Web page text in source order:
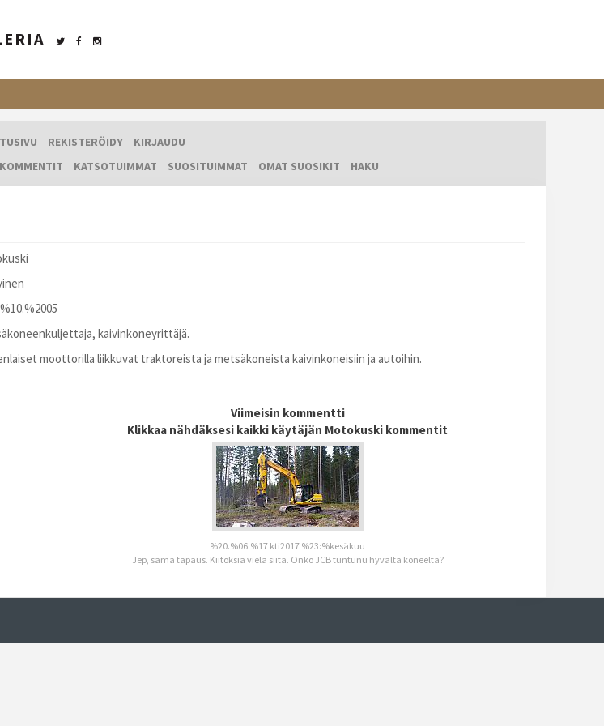
REKISTERÖIDY
KIRJAUDU
KATSOTUIMMAT SUOSITUIMMAT OMAT SUOSIKIT HAKU
kaivinkoneyrittäjä.
moottorilla liikkuvat traktoreista ja metsäkoneista kaivinkoneisiin ja autoihin.
Viimeisin kommentti
Klikkaa nähdäksesi kaikki käytäjän Motokuski kommentit
%20.%06.%17 kti2017 %23:%kesäkuu
Jep, sama tapaus. Kiitoksia vielä siitä. Onko JCB tuntunu hyvältä koneelta?